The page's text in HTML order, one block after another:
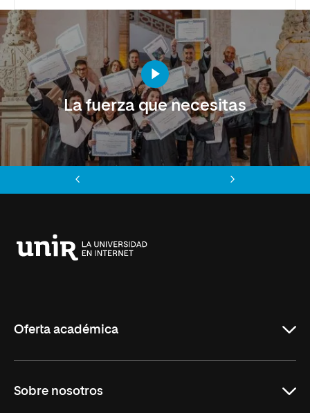
La fuerza que necesitas
Oferta académica
Derecho
Sobre nosotros